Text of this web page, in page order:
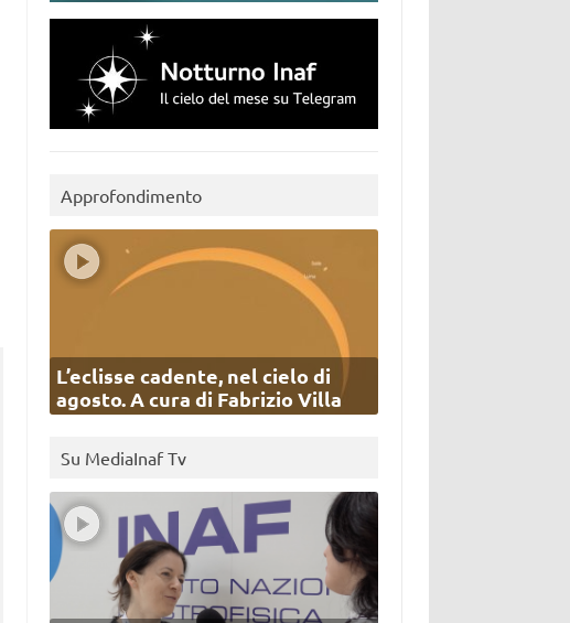
Approfondimento
L’eclisse cadente, nel cielo di
agosto. A cura di Fabrizio Villa
Su MediaInaf Tv